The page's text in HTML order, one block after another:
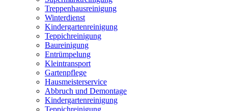
Treppenhausreinigung
Winterdienst
Kindergartenreinigung
Teppichreinigung
Baureinigung
Entrümpelung
Kleintransport
Gartenpflege
Hausmeisterservice
Abbruch und Demontage
Kindergartenreinigung
Teppichreinigung